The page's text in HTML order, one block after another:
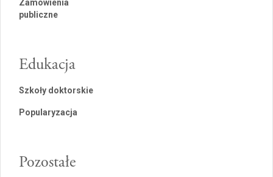
Zamówienia
publiczne
Edukacja
Szkoły doktorskie
Popularyzacja
Pozostałe